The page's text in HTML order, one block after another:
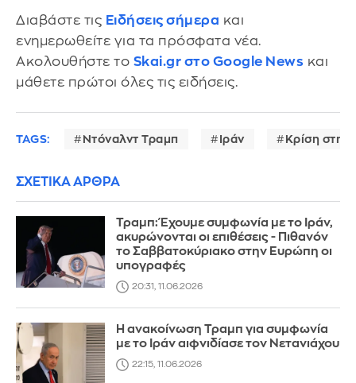
Διαβάστε τις Ειδήσεις σήμερα και
ενημερωθείτε για τα πρόσφατα νέα.
Ακολουθήστε το Skai.gr στο Google News και
μάθετε πρώτοι όλες τις ειδήσεις.
TAGS: Ντόναλντ Τραμπ Ιράν Κρίση στη
ΣΧΕΤΙΚΑ ΑΡΘΡΑ
Τραμπ: Έχουμε συμφωνία με το Ιράν,
ακυρώνονται οι επιθέσεις - Πιθανόν
το Σαββατοκύριακο στην Ευρώπη οι
υπογραφές
20:31, 11.06.2026
Η ανακοίνωση Τραμπ για συμφωνία
με το Ιράν αιφνιδίασε τον Νετανιάχου
22:15, 11.06.2026